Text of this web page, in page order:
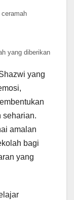
yang diberikan
yang
seharian.
amalan
bagi
yang